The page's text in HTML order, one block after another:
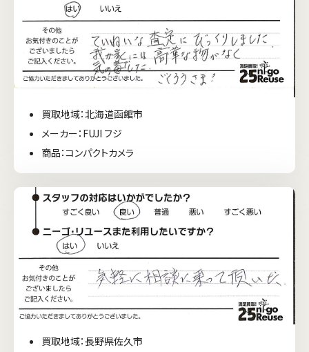
買取地域：北海道函館市
メーカー：FUJI フジ
商品：コンパクトカメラ
買取地域：長野県佐久市